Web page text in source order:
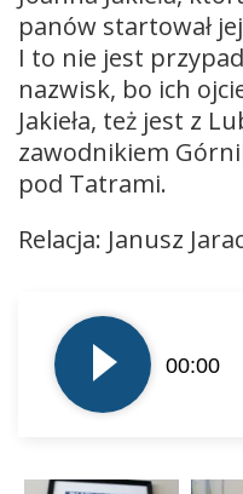
panów startował
I to nie jest
nazwisk, bo ich
Jakieła, też jest z
zawodnikiem
pod Tatrami.
Relacja: Janusz
plików
dźwiękowych
00:00